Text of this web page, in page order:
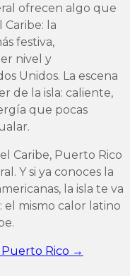
ofrecen algo que
la
festiva,
nivel y
Unidos. La escena
de la isla: caliente,
que pocas
Caribe, Puerto Rico
Y si ya conoces la
la isla te va
mismo calor latino
Puerto Rico →